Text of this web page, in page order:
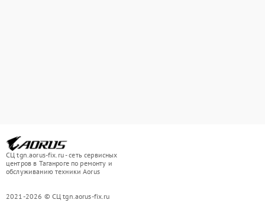
СЦ tgn.aorus-fix.ru - сеть сервисных
центров в Таганроге по ремонту и
обслуживанию техники Aorus
2021-2026 © СЦ tgn.aorus-fix.ru